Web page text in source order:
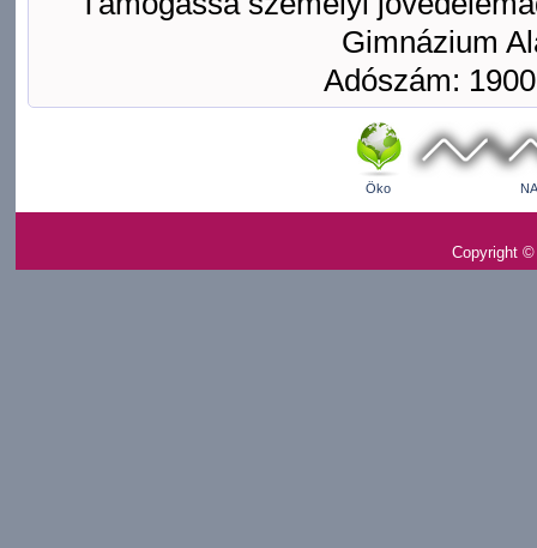
Gimnázium
Adószám:
Öko
Copyright